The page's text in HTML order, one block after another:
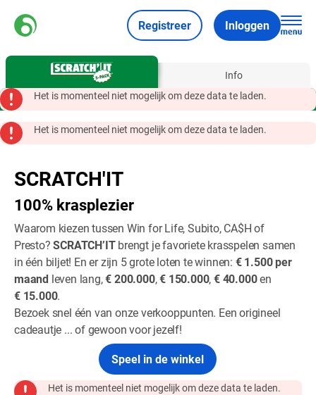
Registreer Inloggen
Over
Info
Het is momenteel niet mogelijk om deze data te laden.
Het is momenteel niet mogelijk om deze data te laden.
SCRATCH'IT
100% krasplezier
Waarom kiezen tussen Win for Life, Subito, CA$H of
Presto?SCRATCH’ITbrengt je favoriete krasspelen samen
in één biljet! En er zijn 5 grote loten te winnen: € 1.500 per
maand leven lang,€ 200.000,€ 150.000,€ 40.000en
€ 15.000.
Bezoek snel één van onze verkooppunten. Een origineel
cadeautje ... of gewoon voor jezelf!
Speel in de winkel
Het is momenteel niet mogelijk om deze data te laden.